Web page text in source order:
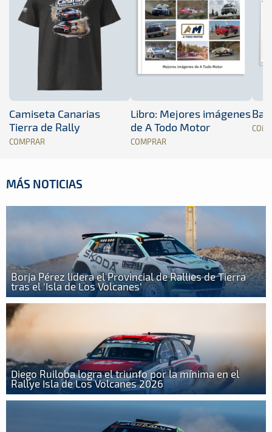
Camiseta Canarias
Tierra de Rally
COMPRAR
Libro: Mejores imágenes
de A Todo Motor
COMPRAR
MÁS NOTICIAS
Borja Pérez lidera el Provincial de Rallies de Tierra
tras el 'Isla de Los Volcanes'
Diego Ruiloba logra el triunfo por la mínima en el
Rallye Isla de Los Volcanes 2026